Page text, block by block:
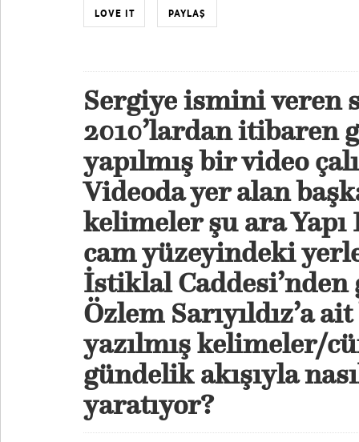
LOVE IT PAYLAŞ
Sergiye ismini veren
2010’lardan itibaren
yapılmış bir video
Videoda yer alan
kelimeler şu ara
cam yüzeyindeki
İstiklal
Özlem Sarıyıldız’a
yazılmış kelimeler/
gündelik akışıyla
yaratıyor?